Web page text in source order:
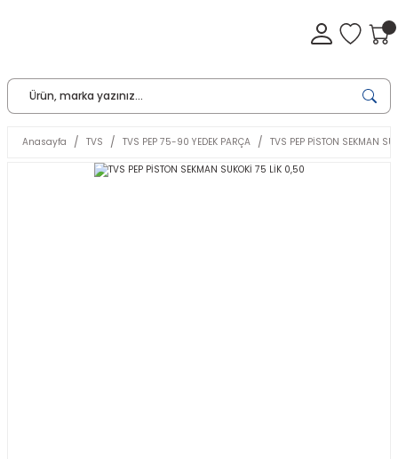
Anasayfa TVS TVS PEP 75-90 YEDEK PARÇA TVS PEP PİSTON SEKMAN